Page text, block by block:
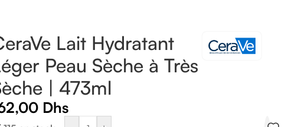
Lait Hydratant
Peau Sèche à Très
| 473ml
Dhs